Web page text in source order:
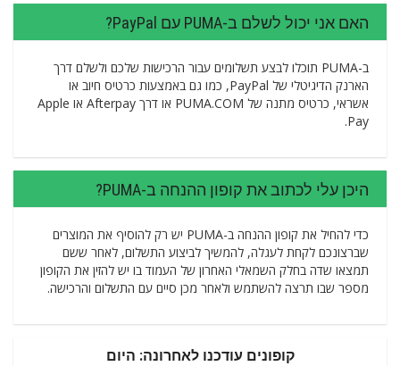
האם אני יכול לשלם ב-PUMA עם PayPal?
ב-PUMA תוכלו לבצע תשלומים עבור הרכישות שלכם ולשלם דרך
הארנק הדיגיטלי של PayPal, כמו גם באמצעות כרטיס חיוב או
אשראי, כרטיס מתנה של PUMA.COM או דרך Afterpay או Apple
Pay.
היכן עלי לכתוב את קופון ההנחה ב-PUMA?
כדי להחיל את קופון ההנחה ב-PUMA יש רק להוסיף את המוצרים
שברצונכם לקחת לעגלה, להמשיך לביצוע התשלום, לאחר ששם
תמצאו שדה בחלק השמאלי האחרון של העמוד בו יש להזין את הקופון
מספר שבו תרצה להשתמש ולאחר מכן סיים עם התשלום והרכישה.
קופונים עודכנו לאחרונה: היום